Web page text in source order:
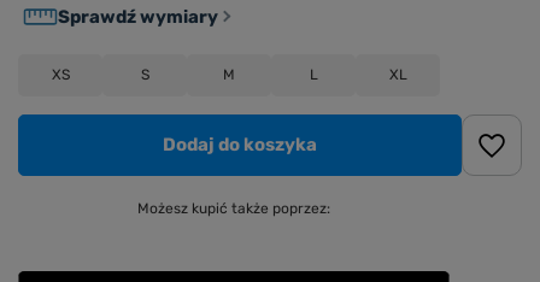
XS S M L XL
Sprawdź wymiary
Dodaj do koszyka
Możesz kupić także poprzez: